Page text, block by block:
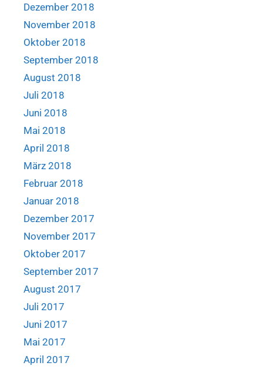
Dezember 2018
November 2018
Oktober 2018
September 2018
August 2018
Juli 2018
Juni 2018
Mai 2018
April 2018
März 2018
Februar 2018
Januar 2018
Dezember 2017
November 2017
Oktober 2017
September 2017
August 2017
Juli 2017
Juni 2017
Mai 2017
April 2017